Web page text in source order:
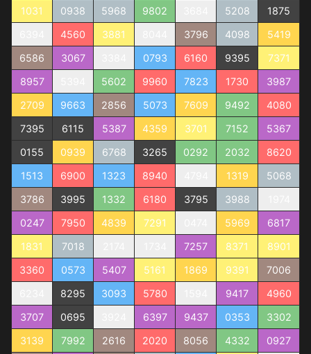
1031
0938 5968 9802 5208
1875
4560 3881 3796 4098
5419
6586
3067 0793 6160 9395
7371
8957
5602 9960 7823 1730
3987
2709
9663 2856 5073 7609 9492
4080
7395
6115 5387 4359 3701 7152
5367
0155
0939 6768 3265 0292 2032
8620
1513
6900 1323 8940 1319
5068
3786
3995 1332 6180 3795 3988
0247
7950 4839 7291 5969
6817
1831
7018 7257 8371
8901
3360
0573 5407 5161 1869 9391
7006
8295 3093 5780 9417
4960
3707
0695 6397 9437 0353
3302
3139
7992 2616 2020 8056 4332 0927